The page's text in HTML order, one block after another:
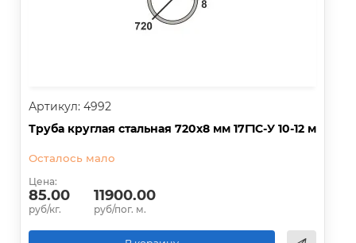
Артикул: 4992
Труба круглая стальная 720х8 мм 17Г1С-У 10-12 м
Осталось мало
Цена:
85.00
руб/кг.
11900.00
руб/пог. м.